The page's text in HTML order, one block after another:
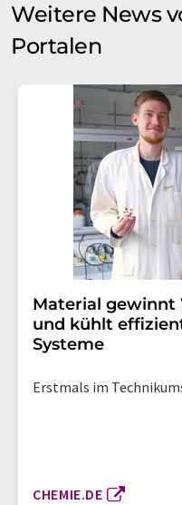
Weitere News
Portalen
Material gewinnt
und kühlt
Systeme
Erstmals im
CHEMIE.DE